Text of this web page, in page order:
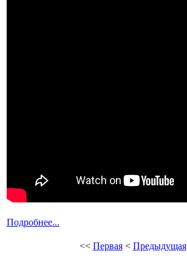
Подробнее...
<< Первая< Предыдущая